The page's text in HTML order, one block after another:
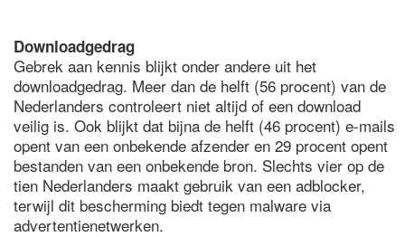
Downloadgedrag
Gebrek aan kennis blijkt onder andere uit het
downloadgedrag. Meer dan de helft (56 procent) van de
Nederlanders controleert niet altijd of een download
veilig is. Ook blijkt dat bijna de helft (46 procent) e-mails
opent van een onbekende afzender en 29 procent opent
bestanden van een onbekende bron. Slechts vier op de
tien Nederlanders maakt gebruik van een adblocker,
terwijl dit bescherming biedt tegen malware via
advertentienetwerken.